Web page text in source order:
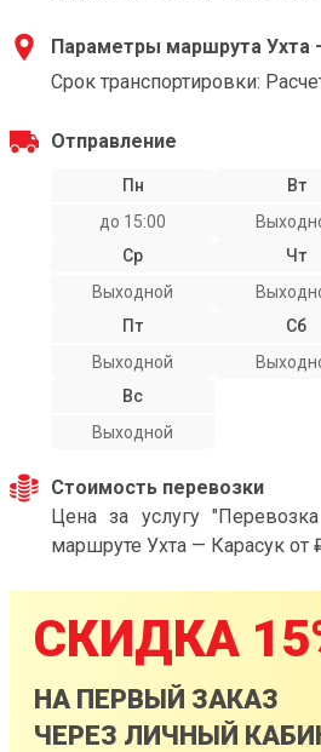
Параметры маршрута Ухта
Срок транспортировки:
Отправление
Пн
до 15:00
Вт
Ср
Выходной
Чт
Пт
Выходной
Сб
Вс
Выходной
Стоимость перевозки
Цена за услугу
маршруте Ухта — Карасук от
СКИДКА
НА ПЕРВЫЙ ЗАКАЗ
ЧЕРЕЗ ЛИЧНЫЙ